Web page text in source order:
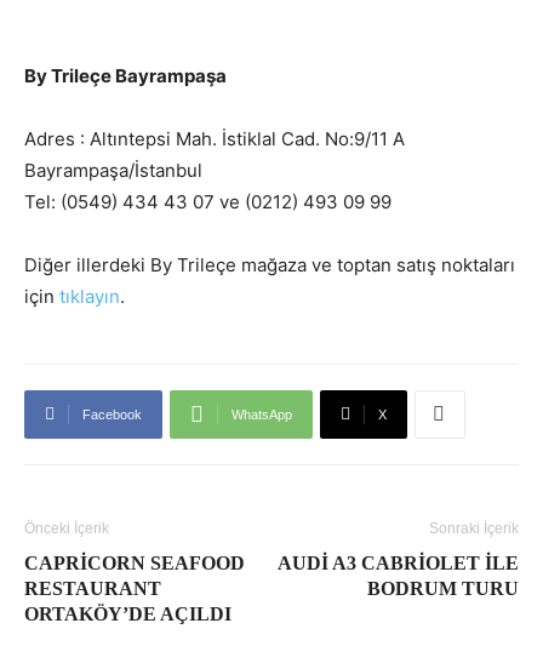
By Trileçe Bayrampaşa
Adres : Altıntepsi Mah. İstiklal Cad. No:9/11 A
Bayrampaşa/İstanbul
Tel: (0549) 434 43 07 ve (0212) 493 09 99
Diğer illerdeki By Trileçe mağaza ve toptan satış noktaları
için tıklayın.
Facebook WhatsApp X
Önceki İçerik
CAPRICORN SEAFOOD
RESTAURANT
ORTAKÖY’DE AÇILDI
Sonraki İçerik
AUDI A3 CABRIOLET ILE
BODRUM TURU